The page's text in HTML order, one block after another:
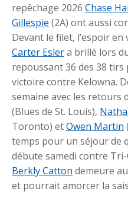
repêchage 2026 Chase
Gillespie (2A) ont aussi
Devant le filet, l’espoir
Carter Eslera brillé lors
repoussant 36 des 38
victoire contre Kelowna.
semaine avec les retours
(Blues de St. Louis),
Toronto) etOwen Martin
temps pour un séjour de
débute samedi contre
Berkly Catton demeure
et pourrait amorcer la